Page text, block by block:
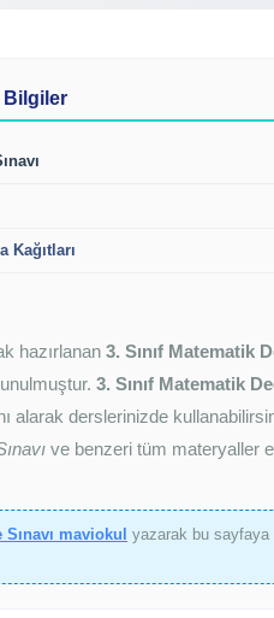
Bilgiler
Kağıtları
hazırlanan 3. Sınıf Matematik
3. Sınıf Matematik
alarak derslerinizde
ve benzeri tüm materyaller
maviokul
yazarak bu sayfaya